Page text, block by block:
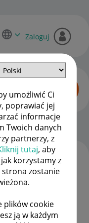
umożliwić Ci
poprawiać jej
informacje
Twoich danych
partnerzy, z
tutaj, aby
korzystamy z
strona zostanie
plików cookie
ją w każdym
Zaloguj
OPCJE